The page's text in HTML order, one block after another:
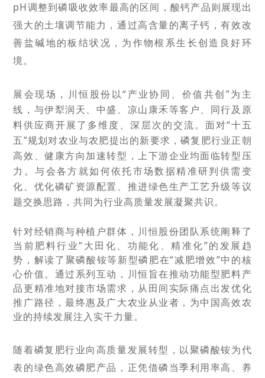
pH调整到磷吸收效率最高的区间，酸钙产品则展现出
强大的土壤调节能力，通过高含量的离子钙，有效改
善盐碱地的板结状况，为作物根系生长创造良好环
境。
展会现场，川恒股份以“产业协同、价值共创”为主
线，与伊犁润天、中盛、凉山康禾等客户、同行及原
料供应商开展了多维度、深层次的交流。面对“十五
五”规划对农业与农肥提出的新要求，磷复肥行业正朝
高效、健康方向加速转型，上下游企业均面临转型压
力。与会各方就如何依托市场数据精准研判供需变
化、优化磷矿资源配置、推进绿色生产工艺升级等议
题交换思路，共同为行业高质量发展凝聚共识。
针对经销商与种植户群体，川恒股份团队系统阐释了
当前肥料行业“大田化、功能化、精准化”的发展趋
势，解读了聚磷酸铵等新型磷肥在“减肥增效”中的核
心价值。通过系列互动，川恒旨在推动功能型肥料产
品更精准地对接市场需求，从田间实际痛点出发优化
推广路径，最终惠及广大农业从业者，为中国高效农
业的持续发展注入实干力量。
随着磷复肥行业向高质量发展转型，以聚磷酸铵为代
表的绿色高效磷肥产品，正凭借磷当季利用率高、养